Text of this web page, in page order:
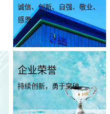
诚信、创新、自强、敬业、
感恩
企业荣誉
持续创新，勇于突破